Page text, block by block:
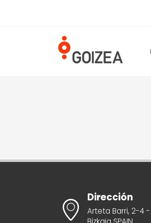
Dirección
Arteta Barri, 2-4 -